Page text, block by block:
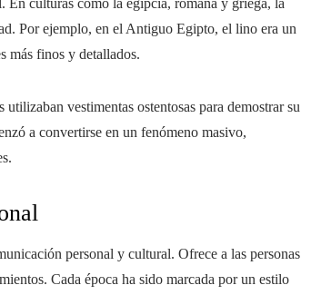
En culturas como la egipcia, romana y griega, la
Por ejemplo, en el Antiguo Egipto, el lino era un
más finos y detallados.
vestimentas ostentosas para demostrar su
a convertirse en un fenómeno masivo,
personal y cultural. Ofrece a las personas
Cada época ha sido marcada por un estilo